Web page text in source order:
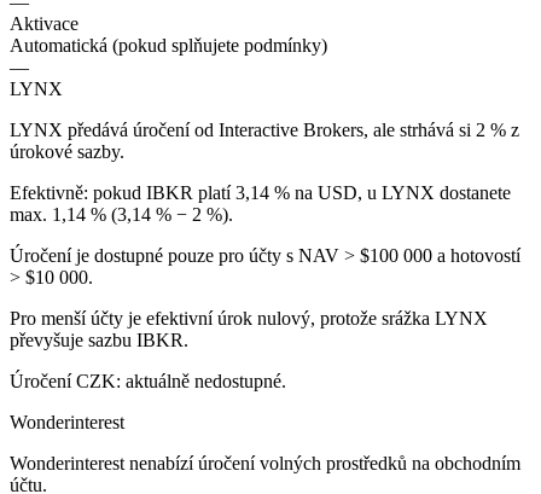
Aktivace
Automatická (pokud splňujete podmínky)
—
LYNX
LYNX předává úročení od Interactive Brokers, ale strhává si 2 % z
úrokové sazby.
Efektivně: pokud IBKR platí 3,14 % na USD, u LYNX dostanete
max. 1,14 % (3,14 % − 2 %).
Úročení je dostupné pouze pro účty s NAV > $100 000 a hotovostí
> $10 000.
Pro menší účty je efektivní úrok nulový, protože srážka LYNX
převyšuje sazbu IBKR.
Úročení CZK: aktuálně nedostupné.
Wonderinterest
Wonderinterest nenabízí úročení volných prostředků na obchodním
účtu.